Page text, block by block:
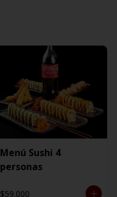
Menú Sushi 4
personas
$59.000